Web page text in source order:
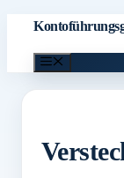
springen